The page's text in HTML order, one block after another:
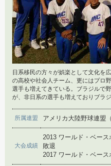
2017年4月18日
第13回BFA西アジ
第13回BFA西アジ
世界最下位からの
2017年2月9日
代表強化合宿
2019年2月7日
第3回「融合された
2018年12月27日
2018年12月4日
第1回「ブラジル野
日系移民の方々が娯楽として文化を
の高校や社会人チーム、更にはプロ
選手も増えてきている。ブラジルで
が、非日系の選手も増えておりブラ
所属連盟 アメリカ大陸野球連盟
大会成績
2013 ワールド・ベー
敗退
2017 ワールド・ベー